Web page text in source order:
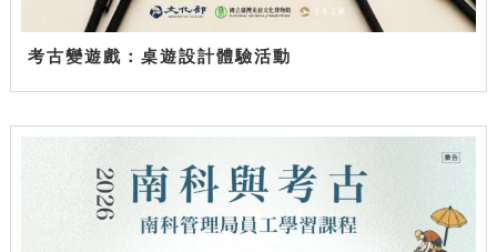
考古變遊戲：桌遊設計體驗活動